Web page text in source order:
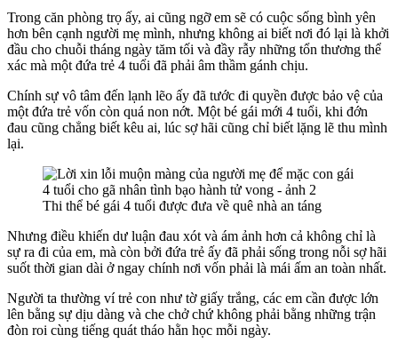
Trong căn phòng trọ ấy, ai cũng ngỡ em sẽ có cuộc sống bình yên
hơn bên cạnh người mẹ mình, nhưng không ai biết nơi đó lại là khởi
đầu cho chuỗi tháng ngày tăm tối và đầy rẫy những tổn thương thể
xác mà một đứa trẻ 4 tuổi đã phải âm thầm gánh chịu.
Chính sự vô tâm đến lạnh lẽo ấy đã tước đi quyền được bảo vệ của
một đứa trẻ vốn còn quá non nớt. Một bé gái mới 4 tuổi, khi đớn
đau cũng chẳng biết kêu ai, lúc sợ hãi cũng chỉ biết lặng lẽ thu mình
lại.
Thi thể bé gái 4 tuổi được đưa về quê nhà an táng
Nhưng điều khiến dư luận đau xót và ám ảnh hơn cả không chỉ là
sự ra đi của em, mà còn bởi đứa trẻ ấy đã phải sống trong nỗi sợ hãi
suốt thời gian dài ở ngay chính nơi vốn phải là mái ấm an toàn nhất.
Người ta thường ví trẻ con như tờ giấy trắng, các em cần được lớn
lên bằng sự dịu dàng và che chở chứ không phải bằng những trận
đòn roi cùng tiếng quát tháo hằn học mỗi ngày.